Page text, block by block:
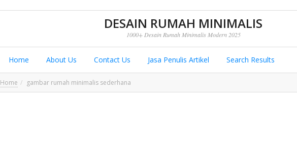
DESAIN RUMAH MINIMALIS
1000+ Desain Rumah Minimalis Modern 2025
Home About Us Contact Us Jasa Penulis Artikel Search Results
Home gambar rumah minimalis sederhana